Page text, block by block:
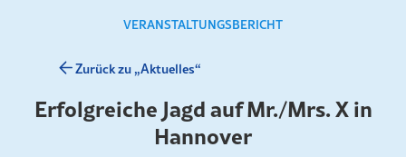
VERANSTALTUNGSBERICHT
Erfolgreiche Jagd auf Mr./Mrs. X in
Hannover
Zurück zu „Aktuelles“